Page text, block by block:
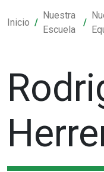
Inicio
Nuestra
Escuela